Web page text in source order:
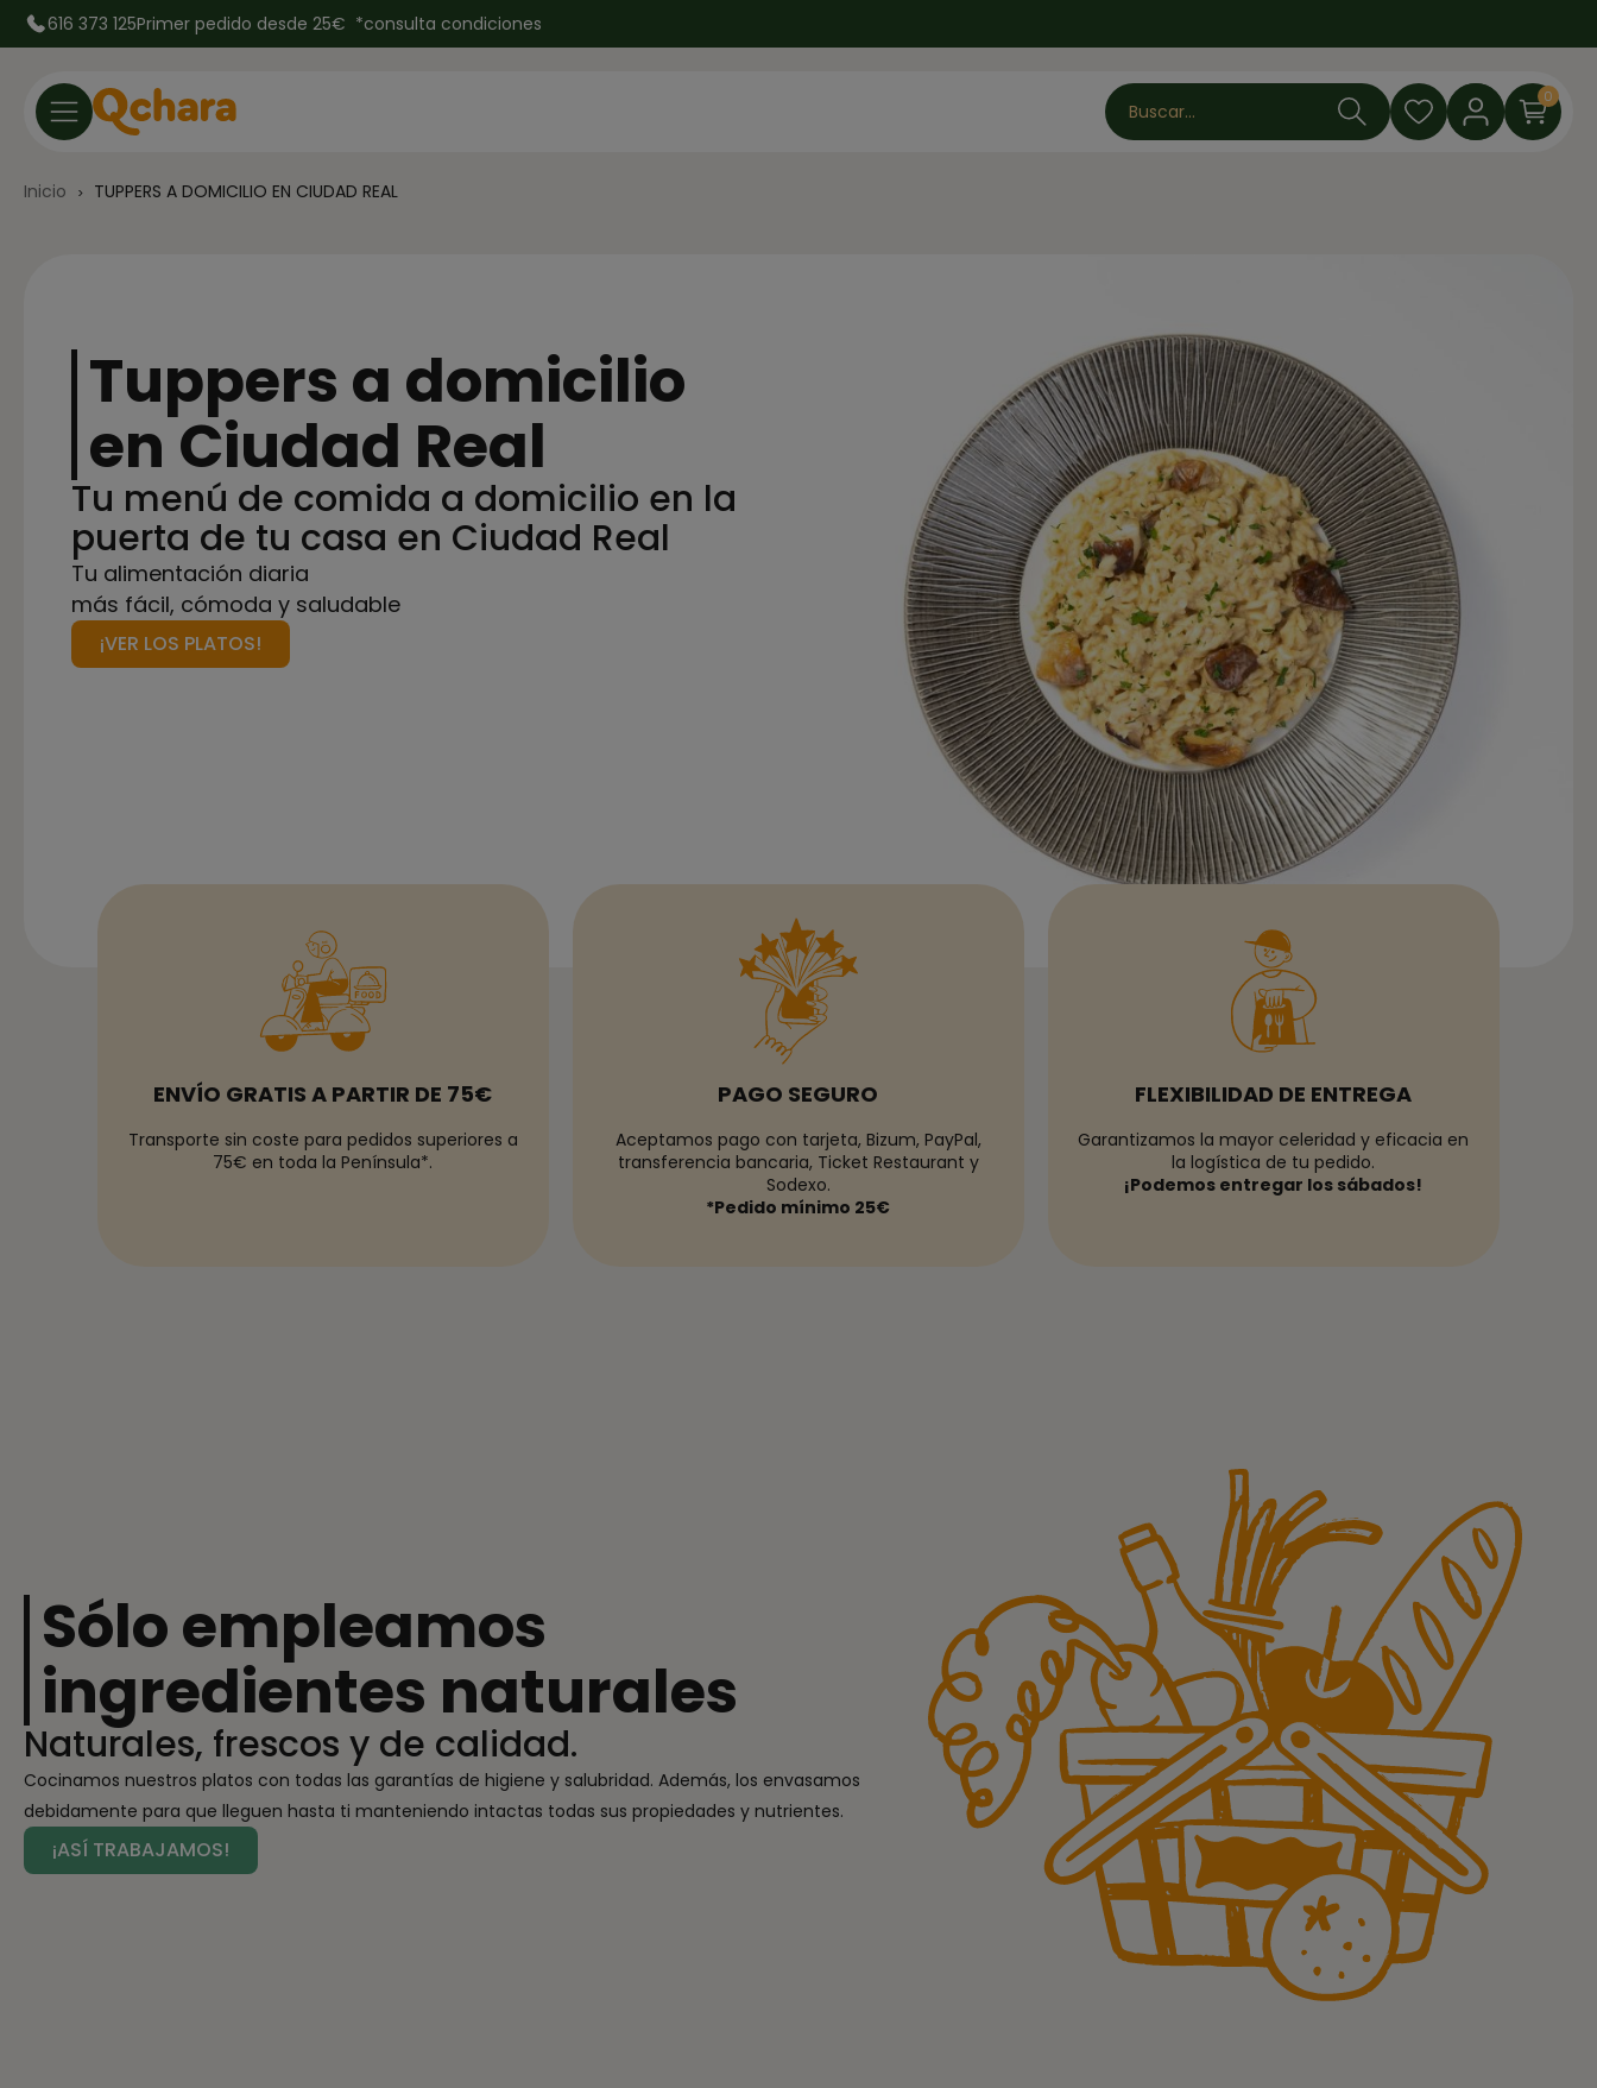
616 373 125Primer pedido desde 25€ *consulta condiciones
Buscar...
0
Inicio TUPPERS A DOMICILIO EN CIUDAD REAL
Tuppers a domicilio
en Ciudad Real
Tu menú de comida a domicilio en la
puerta de tu casa en Ciudad Real
Tu alimentación diaria
más fácil, cómoda y saludable
¡VER LOS PLATOS!
ENVÍO GRATIS A PARTIR DE 75€
Transporte sin coste para pedidos superiores a
75€ en toda la Península*.
PAGO SEGURO
Aceptamos pago con tarjeta, Bizum, PayPal,
transferencia bancaria, Ticket Restaurant y
Sodexo.
*Pedido mínimo 25€
FLEXIBILIDAD DE ENTREGA
Garantizamos la mayor celeridad y eficacia en
la logística de tu pedido.
¡Podemos entregar los sábados!
Sólo empleamos
ingredientes naturales
Naturales, frescos y de calidad.
Cocinamos nuestros platos con todas las garantías de higiene y salubridad. Además, los envasamos
debidamente para que lleguen hasta ti manteniendo intactas todas sus propiedades y nutrientes.
¡ASÍ TRABAJAMOS!